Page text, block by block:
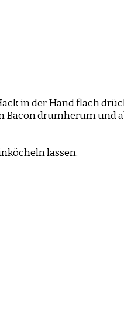
in der Hand flach
Bacon drumherum und
lassen.